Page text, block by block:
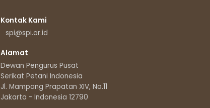
Kontak Kami
spi@spi.or.id
Alamat
Dewan Pengurus Pusat
Serikat Petani Indonesia
Jl. Mampang Prapatan XIV, No.11
Jakarta - Indonesia 12790